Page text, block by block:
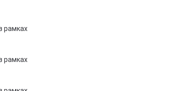
рамках
рамках